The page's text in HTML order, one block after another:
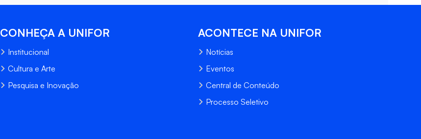
CONHEÇA A UNIFOR
Institucional
Cultura e Arte
Pesquisa e Inovação
ACONTECE NA UNIFOR
Notícias
Eventos
Central de Conteúdo
Processo Seletivo